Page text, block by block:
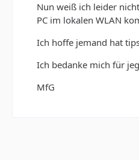
Nun weiß ich leider
PC im lokalen WLAN
Ich hoffe jemand hat
Ich bedanke mich für
MfG